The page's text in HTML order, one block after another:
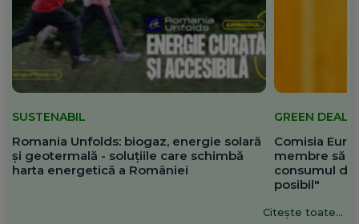
SUSTENABIL
Romania Unfolds: biogaz, energie solară
și geotermală - soluțiile care schimbă
harta energetică a României
GREEN DEAL
Comisia
membre să
consumul de
posibil"
Citește toate...